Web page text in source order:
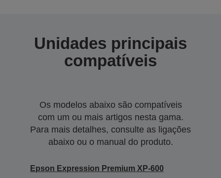
Unidades principais
compatíveis
Os modelos abaixo são compatíveis
com um ou mais artigos nesta gama.
Para mais detalhes, consulte as ligações
abaixo ou o manual do produto.
Epson Expression Premium XP-600